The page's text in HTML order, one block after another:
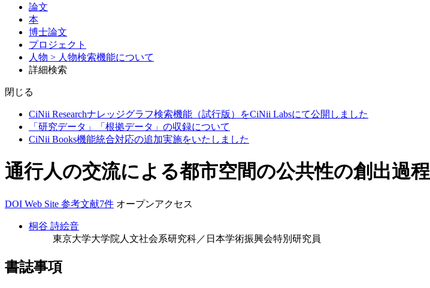
論文
本
博士論文
プロジェクト
人物 > 人物検索機能について
詳細検索
閉じる
CiNii Researchナレッジグラフ検索機能（試行版）をCiNii Labsにて公開しました
「研究データ」「根拠データ」の収録について
CiNii Books機能統合対応の追加実施をいたしました
通行人の交流による都市空間の公共性の創出過程
DOI Web Site 参考文献7件 オープンアクセス
桐谷 詩絵音
東京大学大学院人文社会系研究科／日本学術振興会特別研究員
書誌事項